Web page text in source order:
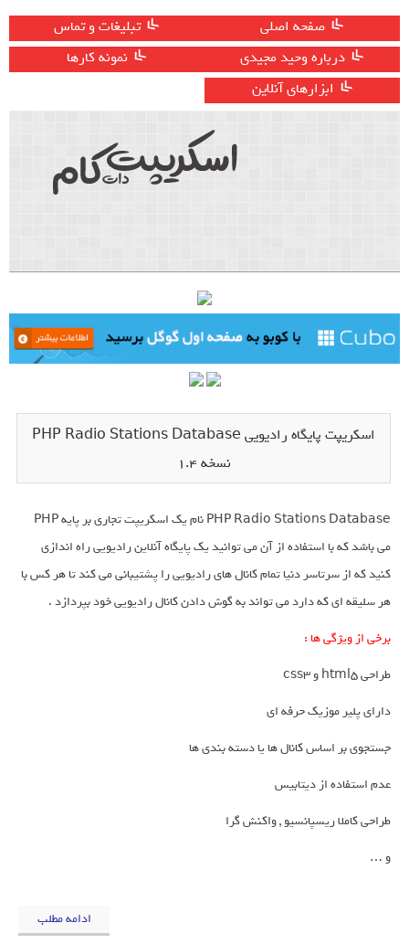
صفحه اصلی
تبلیغات و تماس
درباره وحید مجیدی
نمونه کارها
ابزارهای آنلاین
اسکریپت پایگاه رادیویی PHP Radio Stations Database
نسخه 1.4
PHP Radio Stations Database نام یک اسکریپت تجاری بر پایه PHP
می باشد که با استفاده از آن می توانید یک پایگاه آنلاین رادیویی راه اندازی
کنید که از سرتاسر دنیا تمام کانال های رادیویی را پشتیبانی می کند تا هر کس با
هر سلیقه ای که دارد می تواند به گوش دادن کانال رادیویی خود بپردازد .
برخی از ویژگی ها :
طراحی html5 و css3
دارای پلیر موزیک حرفه ای
جستجوی بر اساس کانال ها یا دسته بندی ها
عدم استفاده از دیتابیس
طراحی کاملا ریسپانسیو , واکنش گرا
و …
ادامه مطلب